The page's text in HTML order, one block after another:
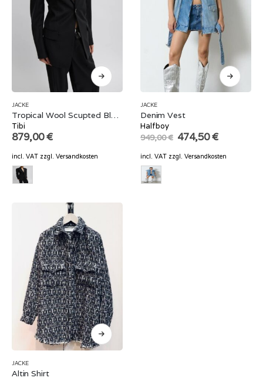
JACKE
Tropical Wool Scupted Blazer
Tibi
879,00€
incl. VAT zzgl. Versandkosten
JACKE
Denim Vest
Halfboy
949,00€ Original
price
was:
949,00 €.
474,50€Current
is:
incl. VAT zzgl. Versandkosten
JACKE
Altin Shirt